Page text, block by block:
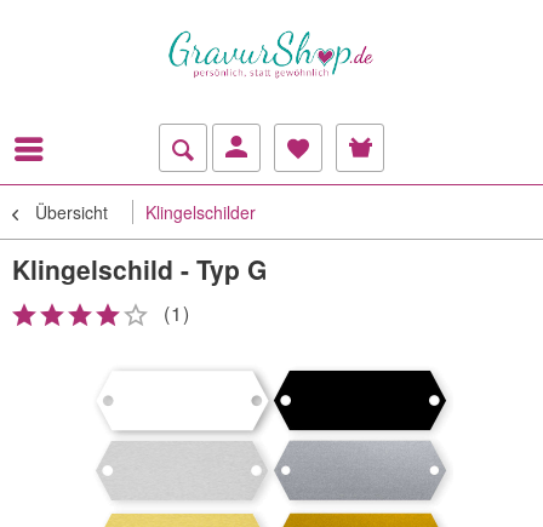
Übersicht Klingelschilder
Klingelschild - Typ G
(1)